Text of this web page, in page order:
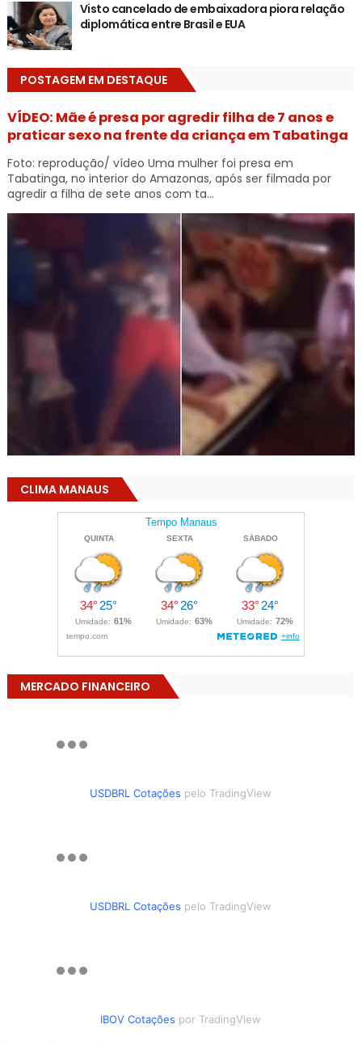
Visto cancelado de embaixadora piora relação
diplomática entre Brasil e EUA
POSTAGEM EM DESTAQUE
VÍDEO: Mãe é presa por agredir filha de 7 anos e
praticar sexo na frente da criança em Tabatinga
Foto: reprodução/ vídeo Uma mulher foi presa em
Tabatinga, no interior do Amazonas, após ser filmada por
agredir a filha de sete anos com ta...
CLIMA MANAUS
MERCADO FINANCEIRO
USDBRL Cotações pelo TradingView
USDBRL Cotações pelo TradingView
IBOV Cotações por TradingView